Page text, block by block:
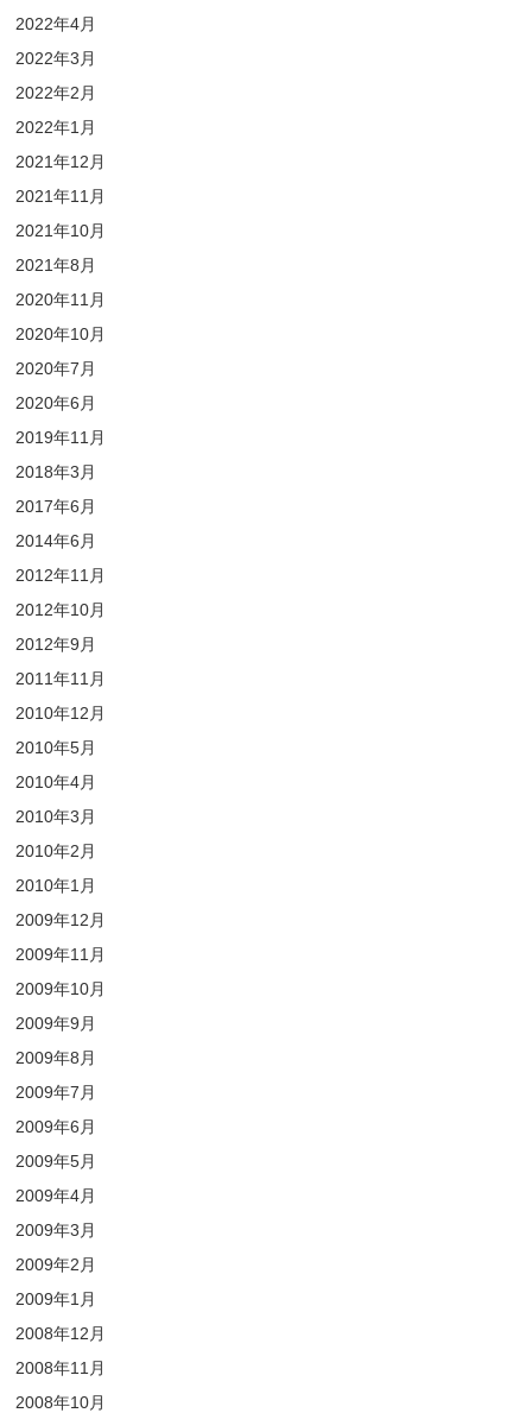
2022年4月
2022年3月
2022年2月
2022年1月
2021年12月
2021年11月
2021年10月
2021年8月
2020年11月
2020年10月
2020年7月
2020年6月
2019年11月
2018年3月
2017年6月
2014年6月
2012年11月
2012年10月
2012年9月
2011年11月
2010年12月
2010年5月
2010年4月
2010年3月
2010年2月
2010年1月
2009年12月
2009年11月
2009年10月
2009年9月
2009年8月
2009年7月
2009年6月
2009年5月
2009年4月
2009年3月
2009年2月
2009年1月
2008年12月
2008年11月
2008年10月